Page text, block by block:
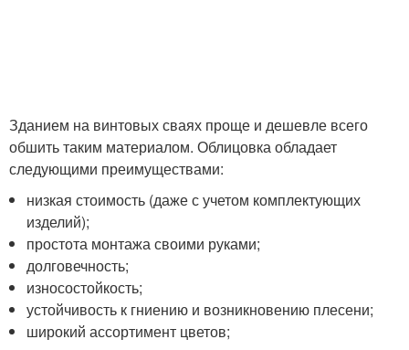
Зданием на винтовых сваях проще и дешевле всего
обшить таким материалом. Облицовка обладает
следующими преимуществами:
низкая стоимость (даже с учетом комплектующих
изделий);
простота монтажа своими руками;
долговечность;
износостойкость;
устойчивость к гниению и возникновению плесени;
широкий ассортимент цветов;